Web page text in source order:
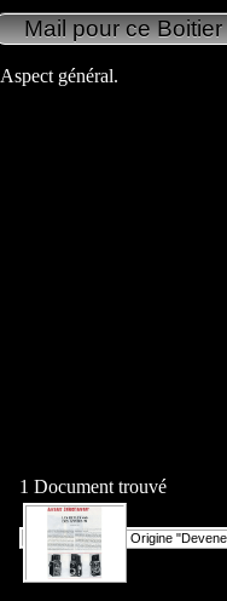
Aspect général.
1 Document trouvé
Origine